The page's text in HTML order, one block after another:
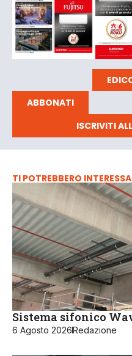
ABBONATI
ISCRIVITI
TI POTREBBERO
Sistema sifonico
6 Agosto 2026Redazione